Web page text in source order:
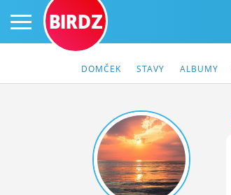
PRIHLÁS SA
ČINŽIAK
BIRDZ
DOMČEK STAVY ALBUMY